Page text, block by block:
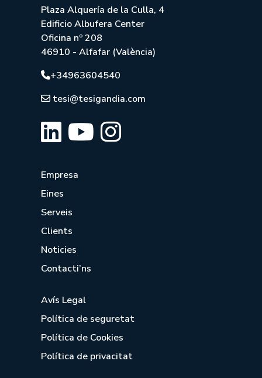
Plaza Alquería de la Culla, 4
Edificio Albufera Center
Oficina nº 208
46910 - Alfafar (València)
+34963604540
tesi@tesigandia.com
Empresa
Eines
Serveis
Clients
Noticies
Contacti’ns
Avís Legal
Política de seguretat
Política de Cookies
Política de privacitat